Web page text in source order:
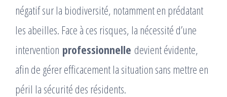
négatif sur la biodiversité, notamment en prédatant
les abeilles. Face à ces risques, la nécessité d’une
intervention professionnelle devient évidente,
afin de gérer efficacement la situation sans mettre en
péril la sécurité des résidents.